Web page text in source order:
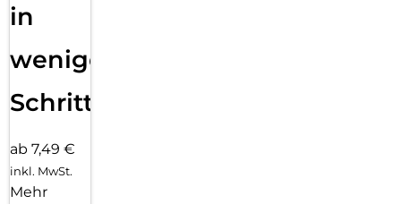
in
wenigen
Schritten
ab 7,49 €
inkl. MwSt.
Mehr